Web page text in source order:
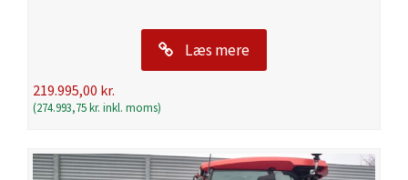
Læs mere
219.995,00 kr.
(274.993,75kr. inkl. moms)